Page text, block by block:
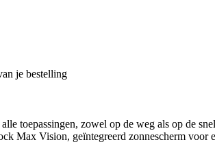
je bestelling
toepassingen, zowel op de weg als op de
Max Vision, geïntegreerd zonnescherm voor